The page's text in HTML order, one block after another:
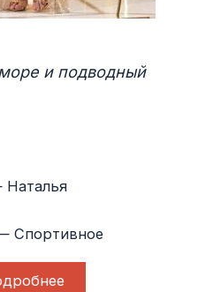
и подводный
Спортивное